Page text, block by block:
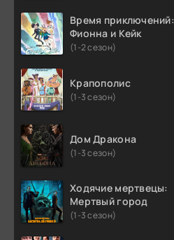
Время приключений:
Фионна и Кейк
(1-2 сезон)
Крапополис
(1-3 сезон)
Дом Дракона
(1-3 сезон)
Ходячие мертвецы:
Мертвый город
(1-3 сезон)